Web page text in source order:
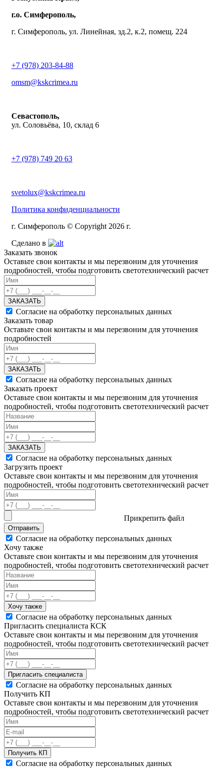
г.о. Симферополь,
г. Симферополь, ул. Линейная, зд.2, к.2, помещ. 224
+7 (978) 203-84-88
omsm@kskcrimea.ru
Севастополь,
ул. Соловьёва, 10, склад 6
+7 (978) 749 20 63
svetolux@kskcrimea.ru
Политика конфиденциальности
г. Симферополь © Copyright 2026 г.
Сделано в
Заказать звонок
Оставьте свои контакты и мы перезвоним для уточнения
подробностей, чтобы подготовить светотехнический расчет
ЗАКАЗАТЬ
Согласие на обработку персональных данных
Заказать товар
Оставьте свои контакты и мы перезвоним для уточнения
подробностей
ЗАКАЗАТЬ
Согласие на обработку персональных данных
Заказать проект
Оставьте свои контакты и мы перезвоним для уточнения
подробностей, чтобы подготовить светотехнический расчет
ЗАКАЗАТЬ
Согласие на обработку персональных данных
Загрузить проект
Оставьте свои контакты и мы перезвоним для уточнения
подробностей, чтобы подготовить светотехнический расчет
Прикрепить файл
Отправить
Согласие на обработку персональных данных
Хочу также
Оставьте свои контакты и мы перезвоним для уточнения
подробностей, чтобы подготовить светотехнический расчет
Хочу также
Согласие на обработку персональных данных
Пригласить специалиста КСК
Оставьте свои контакты и мы перезвоним для уточнения
подробностей, чтобы подготовить светотехнический расчет
Пригласить специалиста
Согласие на обработку персональных данных
Получить КП
Оставьте свои контакты и мы перезвоним для уточнения
подробностей, чтобы подготовить светотехнический расчет
Получить КП
Согласие на обработку персональных данных